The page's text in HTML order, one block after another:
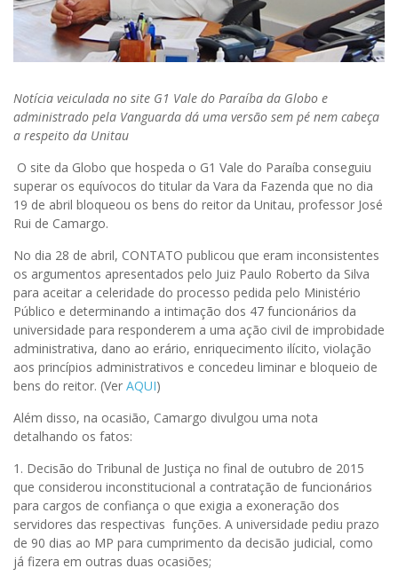
Notícia veiculada no site G1 Vale do Paraíba da Globo e
administrado pela Vanguarda dá uma versão sem pé nem cabeça
a respeito da Unitau
O site da Globo que hospeda o G1 Vale do Paraíba conseguiu
superar os equívocos do titular da Vara da Fazenda que no dia
19 de abril bloqueou os bens do reitor da Unitau, professor José
Rui de Camargo.
No dia 28 de abril, CONTATO publicou que eram inconsistentes
os argumentos apresentados pelo Juiz Paulo Roberto da Silva
para aceitar a celeridade do processo pedida pelo Ministério
Público e determinando a intimação dos 47 funcionários da
universidade para responderem a uma ação civil de improbidade
administrativa, dano ao erário, enriquecimento ilícito, violação
aos princípios administrativos e concedeu liminar e bloqueio de
bens do reitor. (Ver AQUI)
Além disso, na ocasião, Camargo divulgou uma nota
detalhando os fatos:
1. Decisão do Tribunal de Justiça no final de outubro de 2015
que considerou inconstitucional a contratação de funcionários
para cargos de confiança o que exigia a exoneração dos
servidores das respectivas funções. A universidade pediu prazo
de 90 dias ao MP para cumprimento da decisão judicial, como
já fizera em outras duas ocasiões;